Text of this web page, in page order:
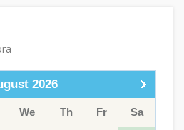
2026
We Th Fr Sa